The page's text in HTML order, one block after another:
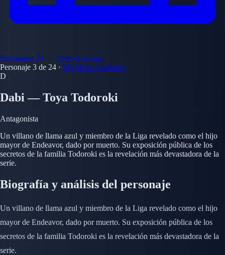
Personajes 24 ← Todo el manga
Personaje 3 de 24 · My Hero Academia
D
Dabi — Toya Todoroki
Antagonista
Un villano de llama azul y miembro de la Liga revelado como el hijo
mayor de Endeavor, dado por muerto. Su exposición pública de los
secretos de la familia Todoroki es la revelación más devastadora de la
serie.
Biografía y análisis del personaje
Un villano de llama azul y miembro de la Liga revelado como el hijo
mayor de Endeavor, dado por muerto. Su exposición pública de los
secretos de la familia Todoroki es la revelación más devastadora de la
serie.